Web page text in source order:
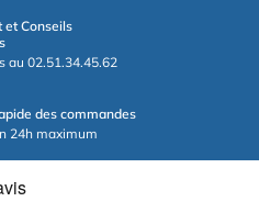
et Conseils
au 02.51.34.45.62
des commandes
24h maximum